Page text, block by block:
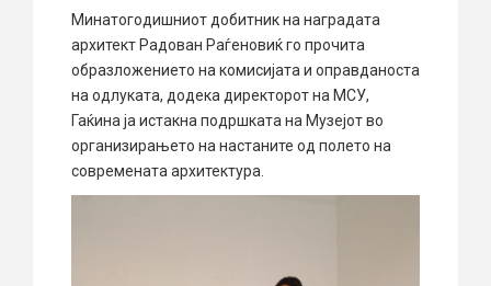
Минатогодишниот добитник на наградата
архитект Радован Раѓеновиќ го прочита
образложението на комисијата и оправданоста
на одлуката, додека директорот на МСУ,
Гаќина ја истакна подршката на Музејот во
организирањето на настаните од полето на
современата архитектура.